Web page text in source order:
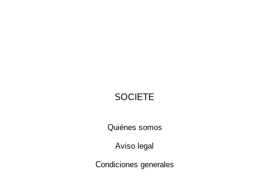
SOCIETE
Quiénes somos
Aviso legal
Condiciones generales